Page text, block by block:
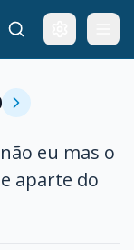
eu mas o
aparte do